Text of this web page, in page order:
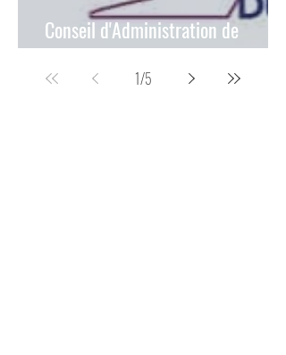
Conseil d'Administration de
l'Institut National du Cancer
1/5